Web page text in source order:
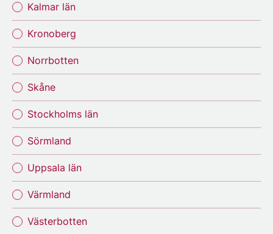
Kalmar län
Kronoberg
Norrbotten
Skåne
Stockholms län
Sörmland
Uppsala län
Värmland
Västerbotten